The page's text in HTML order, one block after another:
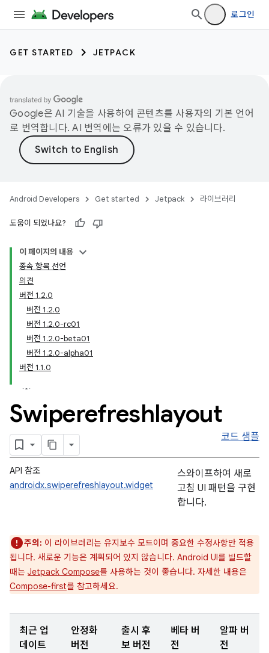
로그인
GET STARTED JETPACK
Google은 AI 기술을 사용하여 콘텐츠를 사용자의 기본 언어
로 번역합니다. AI 번역에는 오류가 있을 수 있습니다.
Android Developers Get started Jetpack 라이브러리
도움이 되었나요?
이 페이지의 내용
종속 항목 선언
의견
버전 1.2.0
버전 1.2.0
버전 1.2.0-rc01
버전 1.2.0-beta01
버전 1.2.0-alpha01
버전 1.1.0
Swiperefreshlayout
코드 샘플
API 참조
androidx.swiperefreshlayout.widget
스와이프하여 새로
고침 UI 패턴을 구현
합니다.
주의: 이 라이브러리는 유지보수 모드이며 중요한 수정사항만 적용
됩니다. 새로운 기능은 계획되어 있지 않습니다. Android UI를 빌드할
때는 Jetpack Compose를 사용하는 것이 좋습니다. 자세한 내용은
Compose-first를 참고하세요.
최근 업
데이트
안정화
버전
출시 후
보 버전
베타 버
전
알파 버
전